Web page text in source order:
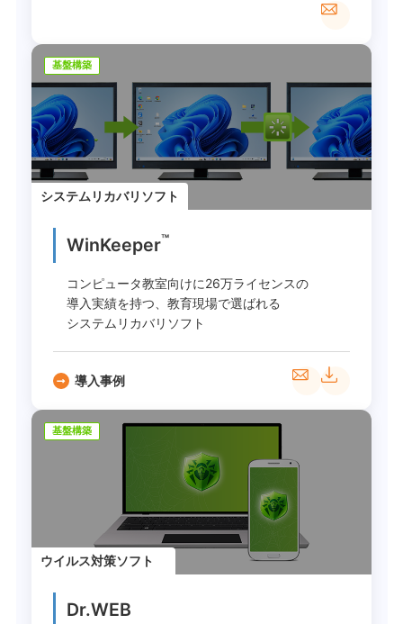
基盤構築
システムリカバリソフト
WinKeeper™
コンピュータ教室向けに26万ライセンスの
導入実績を持つ、教育現場で選ばれる
システムリカバリソフト
導入事例
基盤構築
ウイルス対策ソフト
Dr.WEB